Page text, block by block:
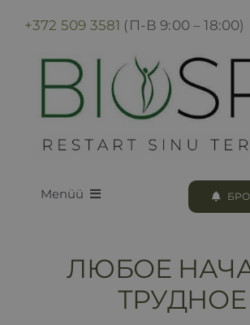
content
+372 509 3581 (П-В 9:00 – 18:00)
Menüü
ПРОГРАММЫ И ПРОЦЕДУРЫ
ЛЮБОЕ
ТРУДНОЕ